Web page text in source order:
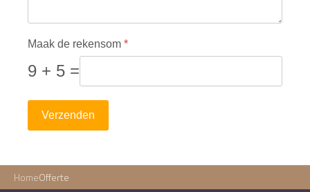
Maak de rekensom *
9 + 5 =
Verzenden
HomeOfferte